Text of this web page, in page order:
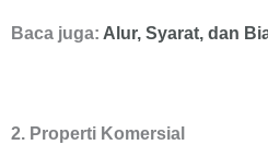
Baca juga: Alur, Syarat, dan
2. Properti Komersial